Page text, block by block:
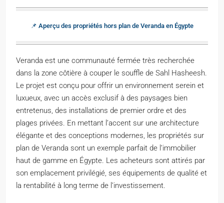
📌 Aperçu des propriétés hors plan de Veranda en Égypte
Veranda est une communauté fermée très recherchée
dans la zone côtière à couper le souffle de Sahl Hasheesh.
Le projet est conçu pour offrir un environnement serein et
luxueux, avec un accès exclusif à des paysages bien
entretenus, des installations de premier ordre et des
plages privées. En mettant l’accent sur une architecture
élégante et des conceptions modernes, les propriétés sur
plan de Veranda sont un exemple parfait de l’immobilier
haut de gamme en Égypte. Les acheteurs sont attirés par
son emplacement privilégié, ses équipements de qualité et
la rentabilité à long terme de l’investissement.